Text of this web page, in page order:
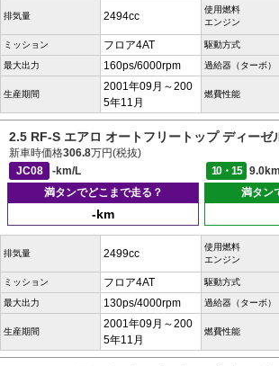
排気量 2494cc
使用燃料
エンジン
ミッション フロア4AT 駆動方式
最大出力 160ps/6000rpm 過給器（ターボ）
生産期間
2001年09月～200
5年11月
燃費性能
2.5 RF-S エアロ オートフリートップ ディーゼ
新車時価格306.8万円(税抜)
JC08
-km/L 10・15
満タンでどこまで走る？
-km
満タン
排気量 2499cc
使用燃料
エンジン
ミッション フロア4AT 駆動方式
最大出力 130ps/4000rpm 過給器（ターボ）
生産期間
2001年09月～200
5年11月
燃費性能